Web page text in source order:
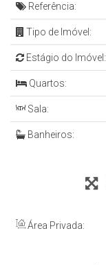
Referência:
Tipo de Imóvel:
Estágio do Imóvel:
Quartos:
Sala:
Banheiros:
Área Privada: